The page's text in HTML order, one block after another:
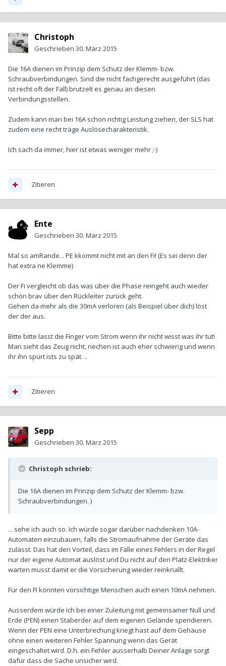
Christoph
Geschrieben 30. März 2015
Die 16A dienen im Prinzip dem Schutz der Klemm- bzw.
Schraubverbindungen. Sind die nicht fachgerecht ausgeführt (das
ist recht oft der Fall) brutzelt es genau an diesen
Verbindungsstellen.
Zudem kann man bei 16A schon richtig Leistung ziehen, der SLS hat
zudem eine recht träge Auslösecharakteristik.
Ich sach da immer, hier ist etwas weniger mehr ;-)
Zitieren
Ente
Geschrieben 30. März 2015
Mal so amRande... PE kkommt nicht mit an den Fi! (Es sei denn der
hat extra ne Klemme)
Der Fi vergleicht ob das was über die Phase reingeht auch wieder
schön brav über den Rückleiter zurück geht.
Gehen da mehr als die 30mA verloren (als Beispiel über dich) löst
der der aus.
Bitte bitte lasst die Finger vom Strom wenn ihr nicht wisst was ihr tut!
Man sieht das Zeug nicht, riechen ist auch eher schwierig und wenn
ihr ihn spürt ists zu spät. ..
Zitieren
Sepp
Geschrieben 30. März 2015
Christoph schrieb:
Die 16A dienen im Prinzip dem Schutz der Klemm- bzw.
Schraubverbindungen. )
... sehe ich auch so. Ich würde sogar darüber nachdenken 10A-
Automaten einzubauen, falls die Stromaufnahme der Geräte das
zulässt. Das hat den Vorteil, dass im Falle eines Fehlers in der Regel
nur der eigene Automat auslöst und Du nicht auf den Platz-Elektriker
warten musst damit er die Vorsicherung wieder reinknallt.
Für den FI könnten vorsichtige Menschen auch einen 10mA nehmen.
Ausserdem würde ich bei einer Zuleitung mit gemeinsamer Null und
Erde (PEN) einen Staberder auf dem eigenen Gelände spendieren.
Wenn der PEN eine Unterbrechung kriegt hast auf dem Gehäuse
ohne einen weiteren Fehler Spannung wenn das Gerät
eingeschaltet wird. D.h. ein Fehler ausserhalb Deiner Anlage sorgt
dafür dass die Sache unsicher wird.